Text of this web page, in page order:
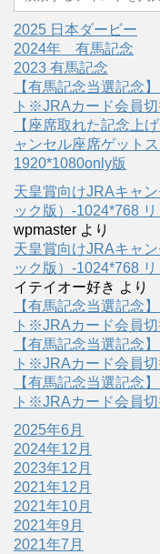
2025 日本ダービー
2024年 有馬記念
2023 有馬記念
【有馬記念当選記念
ト※JRAカード会員
【座席取れた記念上
ャンセル座席ゲット
1920*1080only版
天皇賞向けJRAキャ
ック版）-1024*768
wpmaster より
天皇賞向けJRAキャ
ック版）-1024*768
イテイオー好き より
【有馬記念当選記念
ト※JRAカード会員
【有馬記念当選記念
ト※JRAカード会員
【有馬記念当選記念
ト※JRAカード会員
2025年6月
2024年12月
2023年12月
2021年12月
2021年10月
2021年9月
2021年7月